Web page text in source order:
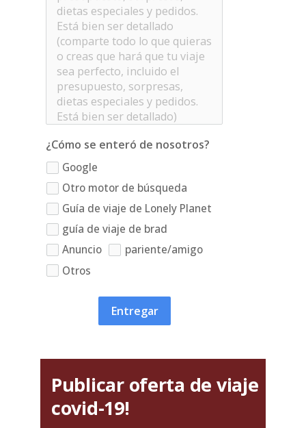
¿Cómo se enteró de nosotros?
Google
Otro motor de búsqueda
Guía de viaje de Lonely Planet
guía de viaje de brad
Anuncio
pariente/amigo
Otros
Entregar
Publicar oferta de viaje
covid-19!